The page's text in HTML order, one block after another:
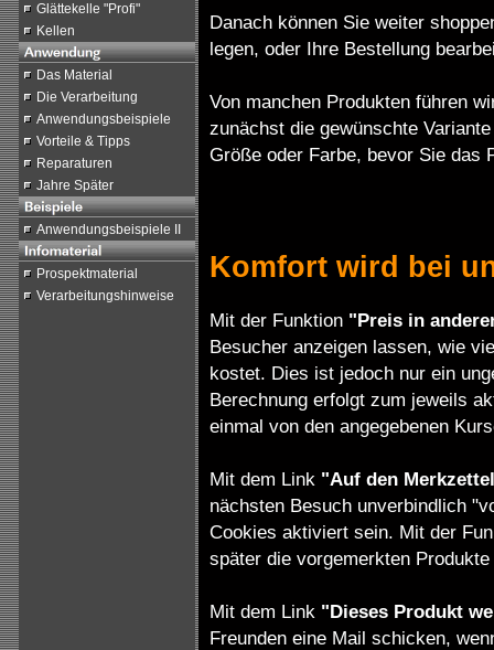
Glättekelle "Profi"
Kellen
Das Material
Die Verarbeitung
Anwendungsbeispiele
Vorteile & Tipps
Reparaturen
Jahre Später
Anwendungsbeispiele II
Prospektmaterial
Verarbeitungshinweise
Danach können Sie weiter
legen, oder Ihre Bestellung
Von manchen Produkten führen
zunächst die gewünschte
Größe oder Farbe, bevor Sie das
Komfort wird bei
Mit der Funktion "Preis in
Besucher anzeigen lassen, wie
kostet. Dies ist jedoch nur ein
Berechnung erfolgt zum jeweils
einmal von den angegebenen
Mit dem Link "Auf den
nächsten Besuch unverbindlich
Cookies aktiviert sein. Mit der
später die vorgemerkten
Mit dem Link "Dieses Produkt
Freunden eine Mail schicken,